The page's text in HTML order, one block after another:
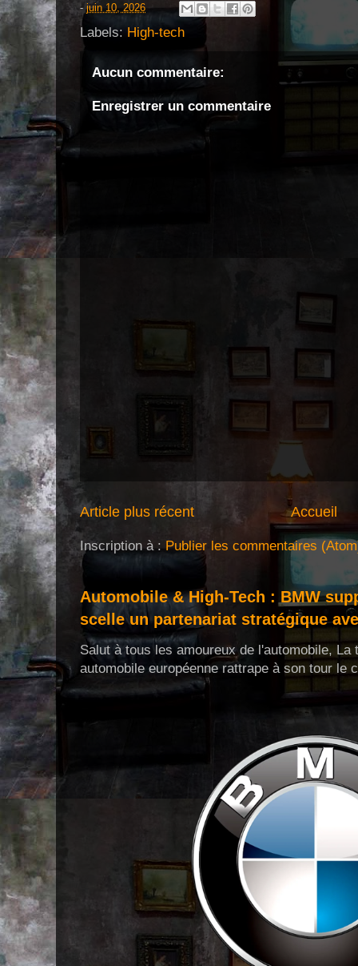
-juin 10, 2026
Labels: High-tech
Aucun commentaire:
Enregistrer un commentaire
Article plus récent Accueil
Inscription à : Publier les commentaires
Automobile & High-Tech : BMW
scelle un partenariat stratégique
Salut à tous les amoureux de l'automobile,
automobile européenne rattrape à son tour le